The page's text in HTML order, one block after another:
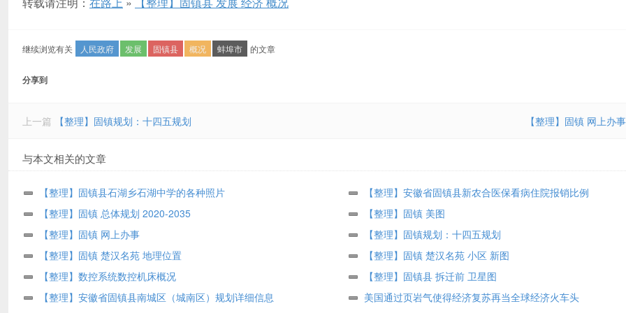
继续浏览有关 人民政府 发展 固镇县 概况 蚌埠市 的文章
分享到
上一篇 【整理】固镇规划：十四五规划 【整理】固镇 网上办事
与本文相关的文章
【整理】固镇县石湖乡石湖中学的各种照片
【整理】安徽省固镇县新农合医保看病住院报销比例
【整理】固镇 总体规划 2020-2035
【整理】固镇 美图
【整理】固镇 网上办事
【整理】固镇规划：十四五规划
【整理】固镇 楚汉名苑 地理位置
【整理】固镇 楚汉名苑 小区 新图
【整理】数控系统数控机床概况
【整理】固镇县 拆迁前 卫星图
【整理】安徽省固镇县南城区（城南区）规划详细信息
美国通过页岩气使得经济复苏再当全球经济火车头